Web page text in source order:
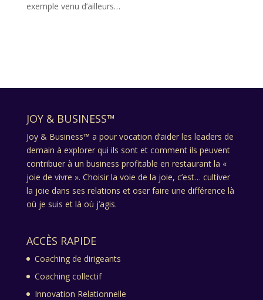
exemple venu d’ailleurs…
JOY & BUSINESS™
Joy & Business™ a pour vocation d’aider les leaders de
demain à explorer qui ils sont et comment ils peuvent
contribuer à un business profitable en restaurant la «
joie de vivre ». Choisir la voie de la joie, c’est… cultiver
la joie dans ses relations et oser faire une différence là
où je suis et là où j’agis.
ACCÈS RAPIDE
Coaching de dirigeants
Coaching collectif
Innovation Relationnelle